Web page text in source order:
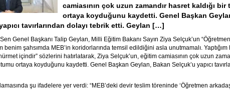
camiasının çok uzun zamandır hasret kaldığı bir
ortaya koyduğunu kaydetti. Genel Başkan
tavırlarından dolayı tebrik etti. Geylan […]
Genel Başkanı Talip Geylan, Milli Eğitim Bakanı Sayın Ziya Selçuk’un “Öğretmen
benim şahsımda MEB’in koridorlarında temsil edildiğini asla unutmamalı. Yaptığım
içindir” sözlerini hatırlatarak, Ziya Selçuk’un, eğitim camiasının çok uzun
ortaya koyduğunu kaydetti. Genel Başkan Geylan, Bakan Selçuk’u yapıcı
şu ifadelere yer verdi: “MEB’deki devir teslim töreninde ‘Öğretmen